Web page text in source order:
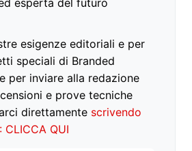
esigenze editoriali e per
speciali di Branded
per inviare alla redazione
e prove tecniche
direttamente scrivendo
QUI